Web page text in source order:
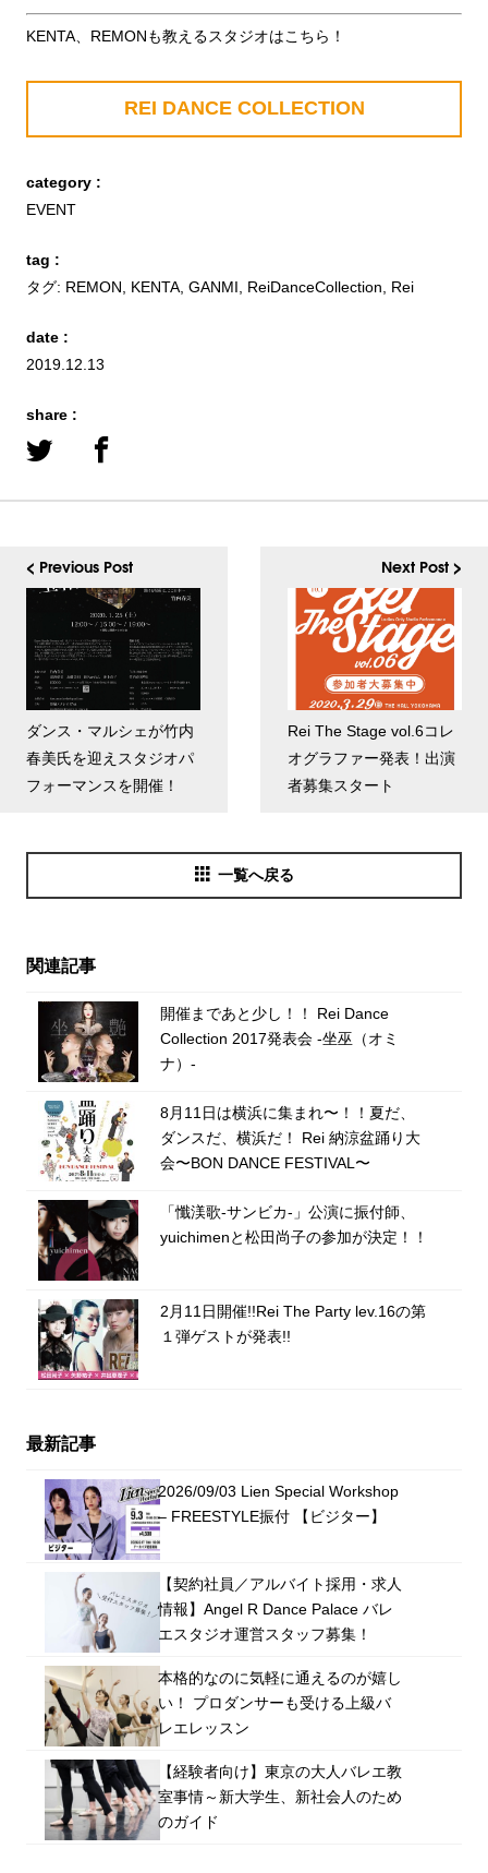
KENTA、REMONも教えるスタジオはこちら！
REI DANCE COLLECTION
category :
EVENT
tag :
タグ: REMON KENTA, GANMI ReiDanceCollection Rei
date :
2019.12.13
share :
< Previous Post
ダンス・マルシェが竹内
春美氏を迎えスタジオパ
フォーマンスを開催！
Next Post >
Rei The Stage vol.6コレ
オグラファー発表！出演
者募集スタート
一覧へ戻る
関連記事
開催まであと少し！！ Rei Dance
Collection 2017発表会 -坐巫（オミ
ナ）-
8月11日は横浜に集まれ〜！！夏だ、
ダンスだ、横浜だ！ Rei 納涼盆踊り大
会〜BON DANCE FESTIVAL〜
「懺渼歌-サンビカ-」公演に振付師、
yuichimenと松田尚子の参加が決定！！
2月11日開催!!Rei The Party lev.16の第
１弾ゲストが発表!!
最新記事
2026/09/03 Lien Special Workshop
– FREESTYLE振付 【ビジター】
【契約社員／アルバイト採用・求人
情報】Angel R Dance Palace バレ
エスタジオ運営スタッフ募集！
本格的なのに気軽に通えるのが嬉し
い！ プロダンサーも受ける上級バ
レエレッスン
【経験者向け】東京の大人バレエ教
室事情～新大学生、新社会人のため
のガイド